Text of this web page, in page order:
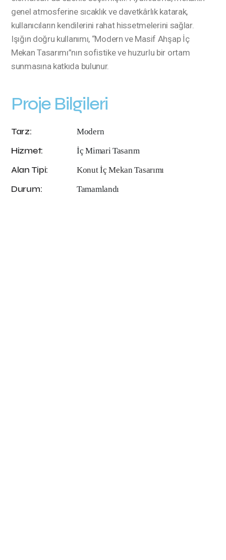
genel atmosferine sıcaklık ve davetkârlık katarak,
kullanıcıların kendilerini rahat hissetmelerini sağlar.
Işığın doğru kullanımı, “Modern ve Masif Ahşap İç
Mekan Tasarımı”nın sofistike ve huzurlu bir ortam
sunmasına katkıda bulunur.
Proje Bilgileri
Tarz: Modern
Hizmet: İç Mimari Tasarım
Alan Tipi: Konut İç Mekan Tasarımı
Durum: Tamamlandı